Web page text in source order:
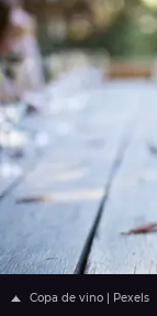
Copa de vino | Pexels